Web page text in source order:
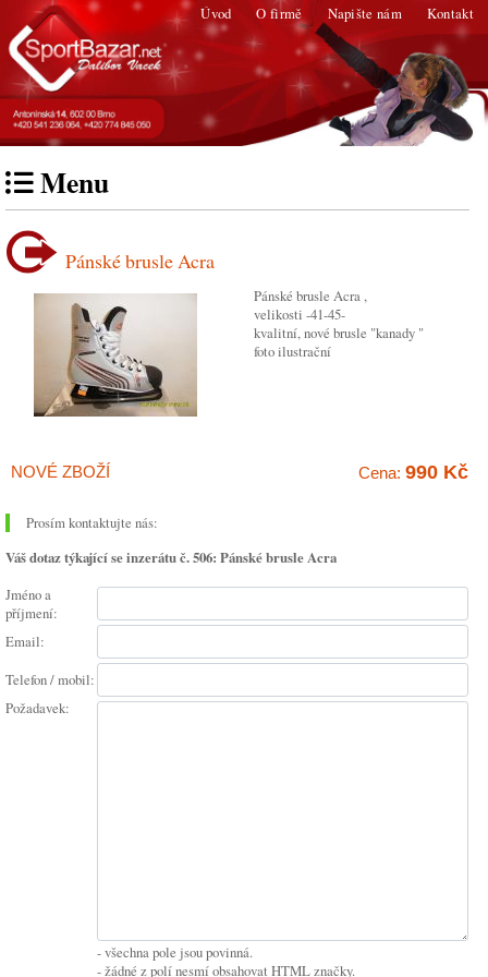
Úvod O firmě Napište nám Kontakt
Menu
Pánské brusle Acra
Pánské brusle Acra ,
velikosti -41-45-
kvalitní, nové brusle "kanady "
foto ilustrační
NOVÉ ZBOŽÍ Cena: 990 Kč
Prosím kontaktujte nás:
Váš dotaz týkající se inzerátu č. 506: Pánské brusle Acra
Jméno a
příjmení:
Email:
Telefon / mobil:
Požadavek:
- všechna pole jsou povinná.
- žádné z polí nesmí obsahovat HTML značky.